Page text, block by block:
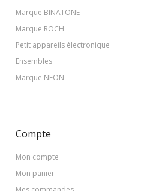
Marque BINATONE
Marque ROCH
Petit appareils électronique
Ensembles
Marque NEON
Compte
Mon compte
Mon panier